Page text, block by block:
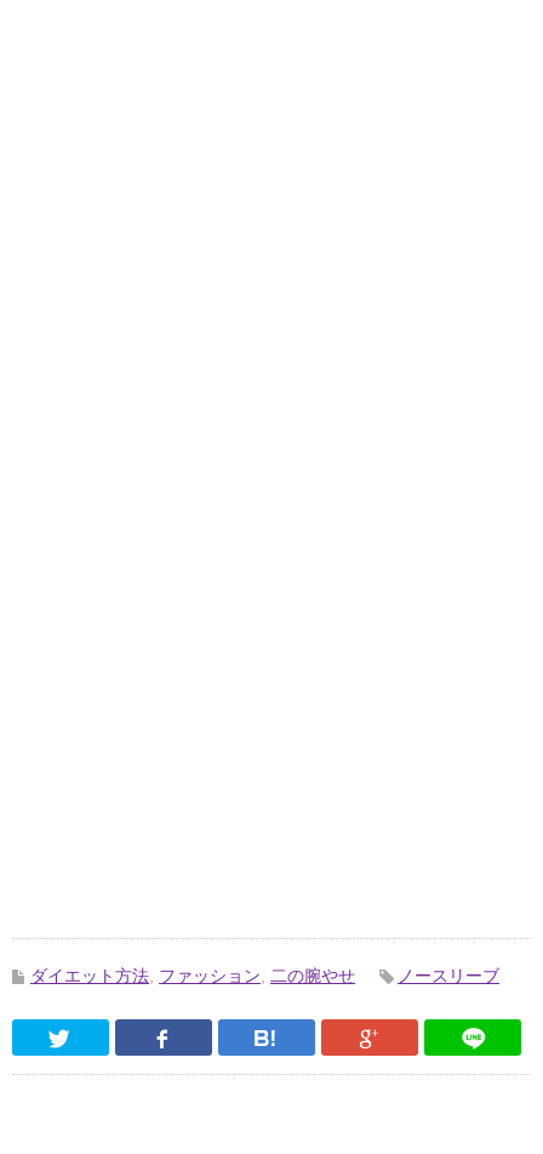
ダイエット方法 ファッション 二の腕やせ ノースリーブ
Twitter Facebook はてなブックマーク
Google